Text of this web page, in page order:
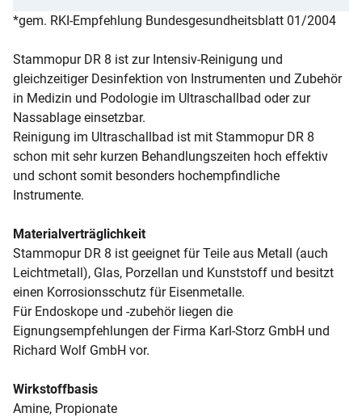
*gem. RKI-Empfehlung Bundesgesundheitsblatt 01/2004
Stammopur DR 8 ist zur Intensiv-Reinigung und
gleichzeitiger Desinfektion von Instrumenten und Zubehör
in Medizin und Podologie im Ultraschallbad oder zur
Nassablage einsetzbar.
Reinigung im Ultraschallbad ist mit Stammopur DR 8
schon mit sehr kurzen Behandlungszeiten hoch effektiv
und schont somit besonders hochempfindliche
Instrumente.
Materialverträglichkeit
Stammopur DR 8 ist geeignet für Teile aus Metall (auch
Leichtmetall), Glas, Porzellan und Kunststoff und besitzt
einen Korrosionsschutz für Eisenmetalle.
Für Endoskope und -zubehör liegen die
Eignungsempfehlungen der Firma Karl-Storz GmbH und
Richard Wolf GmbH vor.
Wirkstoffbasis
Amine, Propionate